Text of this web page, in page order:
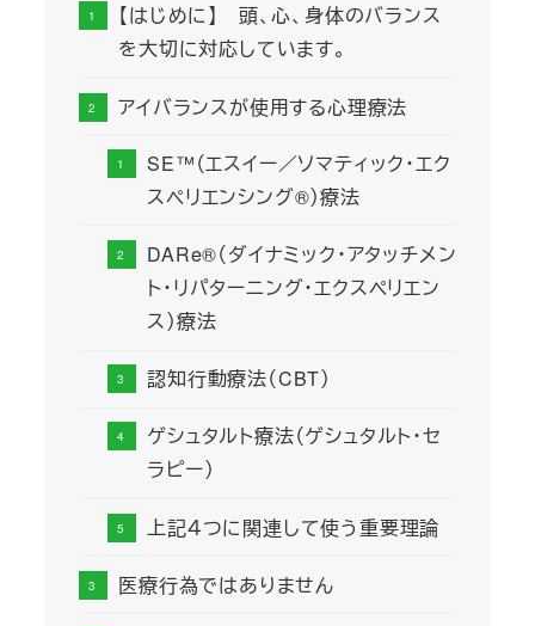
【はじめに】 頭、心、身体のバランス
を大切に対応しています。
アイバランスが使用する心理療法
SE™（エスイー／ソマティック・エク
スペリエンシング®）療法
DARe®（ダイナミック・アタッチメン
ト・リパターニング・エクスペリエン
ス）療法
認知行動療法（CBT）
ゲシュタルト療法（ゲシュタルト・セ
ラピー）
上記４つに関連して使う重要理論
医療行為ではありません